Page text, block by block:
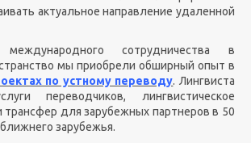
актуальное направление удаленной
сотрудничества в
мы приобрели обширный опыт в
по устному переводу. Лингвиста
переводчиков, лингвистическое
для зарубежных партнеров в 50
зарубежья.